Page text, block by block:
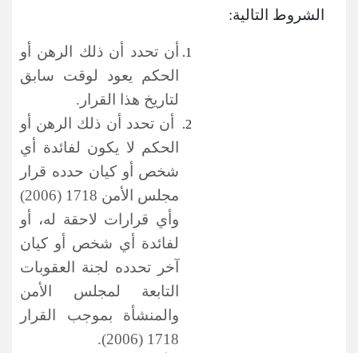
الشروط التالية:
أن تحدد أن ذلك الرهن أو
الحكم يعود لوقت سابق
لتاريخ هذا القرار.
أن تحدد أن ذلك الرهن أو
الحكم لا يكون لفائدة أي
شخص أو كيان حدده قرار
مجلس الأمن 1718 (2006)
وأي قرارات لاحقة له، أو
لفائدة أي شخص أو كيان
آخر تحدده لجنة العقوبات
التابعة لمجلس الأمن
والمنشأة بموجب القرار
1718 (2006).